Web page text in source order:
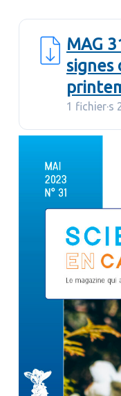
MAG
signes
1 fichier·s